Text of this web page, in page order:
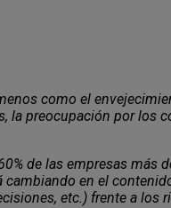
como el
la preocupación por
de las empresas más
en el
etc.) frente a